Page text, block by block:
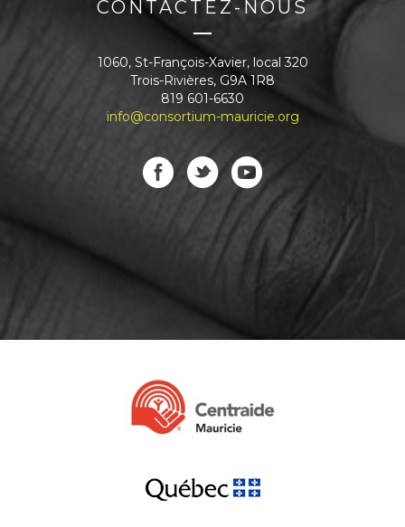
CONTACTEZ-NOUS
1060, St-François-Xavier, local 320
Trois-Rivières, G9A 1R8
819 601-6630
info@consortium-mauricie.org